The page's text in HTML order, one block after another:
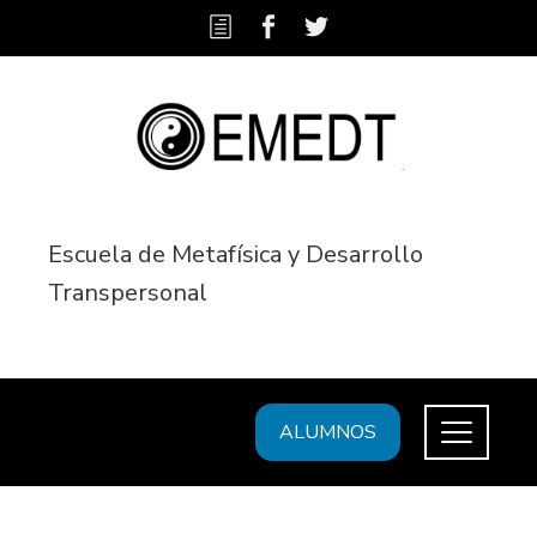
Escuela de Metafísica y Desarrollo
Transpersonal
ALUMNOS